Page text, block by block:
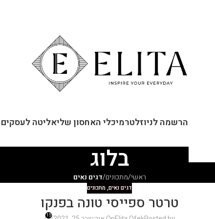
הרשמה לניוזלטרמיכלי האחסון שליאליטה לעסקים
בלוג
ראשי/מתכונים/דגים נאים
דגים נאים,מתכונים
טרטר ספייסי טונה בפנקו
15